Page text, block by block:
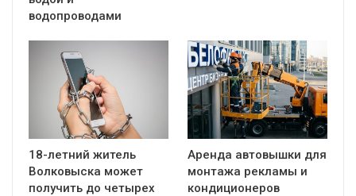
водопроводами
18-летний житель
Волковыска может
получить до четырех
Аренда автовышки для
монтажа рекламы и
кондиционеров